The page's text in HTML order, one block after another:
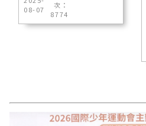
08-07
次：
8774